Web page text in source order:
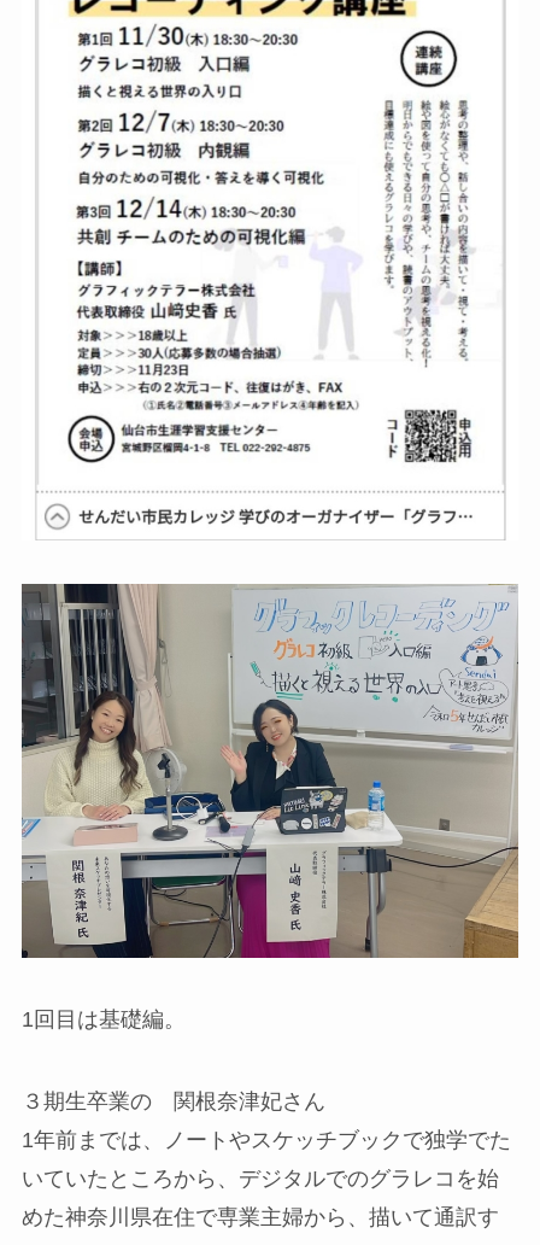
1回目は基礎編。
３期生卒業の 関根奈津妃さん
1年前までは、ノートやスケッチブックで独学でた
いていたところから、デジタルでのグラレコを始
めた神奈川県在住で専業主婦から、描いて通訳す